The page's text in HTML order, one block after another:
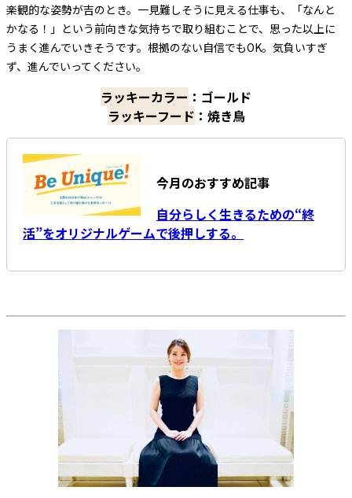
楽観的な姿勢が吉のとき。一見難しそうに見える仕事も、「なんと
かなる！」という前向きな気持ちで取り組むことで、思った以上に
うまく進んでいきそうです。根拠のない自信でもOK。気負いすぎ
ず、進んでいってください。
ラッキーカラー ：ゴールド
ラッキーフード ：焼き鳥
今月のおすすめ記事
自分らしく生きるための“終
活”をオリジナルゲームで後押しする。